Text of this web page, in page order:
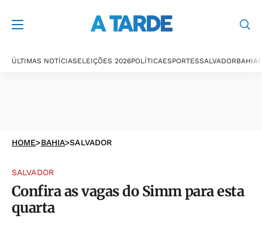
ÚLTIMAS NOTÍCIASELEIÇÕES 2026POLÍTICAESPORTESSALVADORBAHIA
HOME>BAHIA>SALVADOR
SALVADOR
Confira as vagas do Simm para esta
quarta